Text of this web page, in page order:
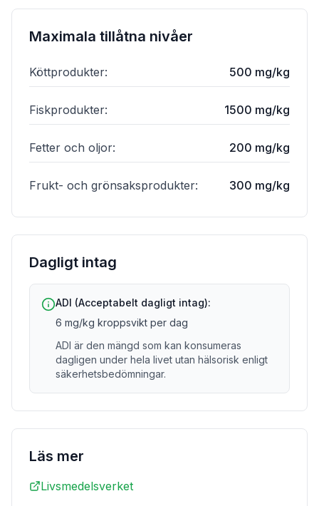
Maximala tillåtna nivåer
Köttprodukter: 500 mg/kg
Fiskprodukter: 1500 mg/kg
Fetter och oljor: 200 mg/kg
Frukt- och grönsaksprodukter: 300 mg/kg
Dagligt intag
ADI (Acceptabelt dagligt intag):
6 mg/kg kroppsvikt per dag
ADI är den mängd som kan konsumeras
dagligen under hela livet utan hälsorisk enligt
säkerhetsbedömningar.
Läs mer
Livsmedelsverket